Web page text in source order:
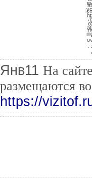
Новости
Янв11 На
размещаются
https://